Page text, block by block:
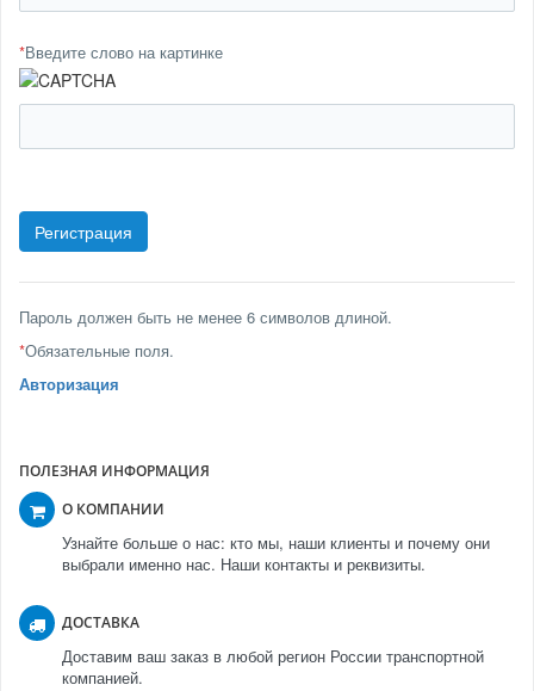
*Введите слово на картинке
Пароль должен быть не менее 6 символов длиной.
*Обязательные поля.
Авторизация
ПОЛЕЗНАЯ ИНФОРМАЦИЯ
О КОМПАНИИ
Узнайте больше о нас: кто мы, наши клиенты и почему они
выбрали именно нас. Наши контакты и реквизиты.
ДОСТАВКА
Доставим ваш заказ в любой регион России транспортной
компанией.